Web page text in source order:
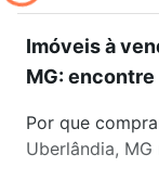
Imóveis à
MG:
Por que
Uberlândia,